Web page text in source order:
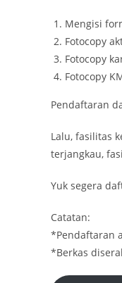
Mengisi
Fotocopy
Fotocopy
Fotocopy
Pendaftaran
Lalu, fasilitas
terjangkau,
Yuk segera
Catatan:
*Pendaftaran
*Berkas